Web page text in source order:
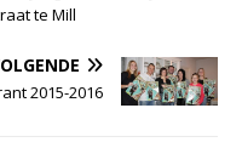
te Mill
2015-2016